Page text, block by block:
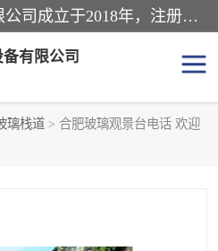
新乡市鑫豫游乐设备有限公司成立于2018年，注册地位于河南省。经营范围包括游乐设备、滑索、滑道、空中自行车、吊桥、拓展器材、攀岩器材、趣桥、悬崖秋千、网红桥、儿童乐园设备、水上乐园设备、丛林穿越设备、音乐呐喊设备、轨道滑车、栈道、玻璃滑道、观景平台、景观包装的设计、制造、销售、安装、维修，景区策划服务。
有限公司
璃栈道 > 合肥玻璃观景台电话 欢迎
水上乐园设备